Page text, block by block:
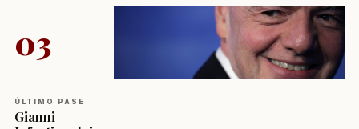
03
ÚLTIMO PASE
Gianni